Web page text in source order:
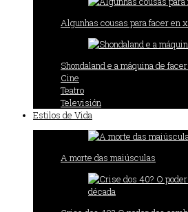
Algunhas cousas para facer en
Shondaland e a máquina de
Cine
Teatro
Televisión
Estilos de Vida
A morte das maiúsculas